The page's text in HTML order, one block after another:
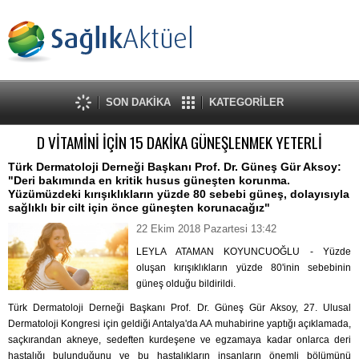
SON DAKİKA KATEGORİLER
D VİTAMİNİ İÇİN 15 DAKİKA GÜNEŞLENMEK YETERLİ
Türk Dermatoloji Derneği Başkanı Prof. Dr. Güneş Gür Aksoy:
"Deri bakımında en kritik husus güneşten korunma.
Yüzümüzdeki kırışıklıkların yüzde 80 sebebi güneş, dolayısıyla
sağlıklı bir cilt için önce güneşten korunacağız"
22 Ekim 2018 Pazartesi 13:42
LEYLA ATAMAN KOYUNCUOĞLU - Yüzde
oluşan kırışıklıkların yüzde 80'inin sebebinin
güneş olduğu bildirildi.
Türk Dermatoloji Derneği Başkanı Prof. Dr. Güneş Gür Aksoy, 27. Ulusal
Dermatoloji Kongresi için geldiği Antalya'da AA muhabirine yaptığı açıklamada,
saçkırandan akneye, sedeften kurdeşene ve egzamaya kadar onlarca deri
hastalığı bulunduğunu ve bu hastalıkların insanların önemli bölümünü